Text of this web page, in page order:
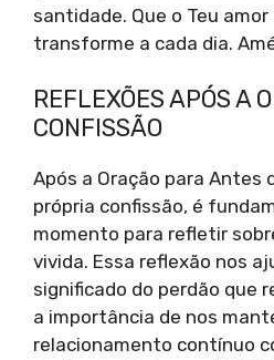
santidade. Que o Teu amor
transforme a cada dia.
REFLEXÕES APÓS A
CONFISSÃO
Após a Oração para Antes
própria confissão, é
momento para refletir
vivida. Essa reflexão nos
significado do perdão que
a importância de nos
relacionamento contínuo